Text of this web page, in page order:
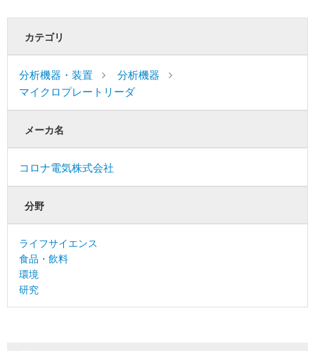
カテゴリ
分析機器・装置
分析機器
マイクロプレートリーダ
メーカ名
コロナ電気株式会社
分野
ライフサイエンス
食品・飲料
環境
研究